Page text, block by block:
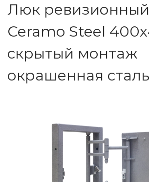
Люк
Ceramo Steel
скрытый монтаж
окрашенная